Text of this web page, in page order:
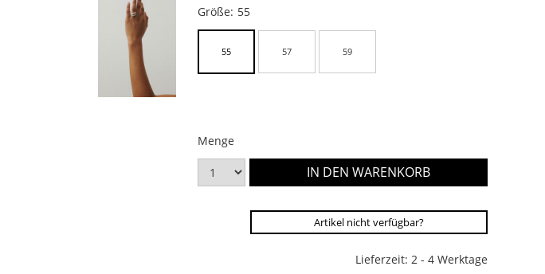
Größe: 55
55 57 59
Menge
Artikel nicht verfügbar?
Lieferzeit: 2 - 4 Werktage